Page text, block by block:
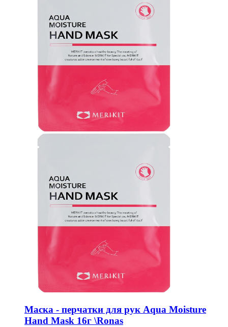
Маска - перчатки для рук Aqua Moisture
Hand Mask 16г \Ronas